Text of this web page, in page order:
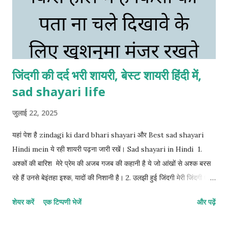
जिंदगी की दर्द भरी शायरी, बेस्ट शायरी हिंदी में,
sad shayari life
जुलाई 22, 2025
यहां पेश है zindagi ki dard bhari shayari और Best sad shayari
Hindi mein ये रही शायरी पढ़ना जारी रखें। Sad shayari in Hindi 1.
अश्कों की बारिश मेरे प्रेम की अजब गजब की कहानी है ये जो आंखों से अश्क बरस
रहे हैं उनसे बेइंतहा इश्क, यादों की निशानी है। 2. उलझी हुई जिंदगी मेरी जिंदगी एक
और भी उलझता जा रहा हूं। 3. मुस्कुराहट के पीछे गम मेरे खामोशी का शोर कोई सुन
शेयर करें एक टिप्पणी भेजें और पढ़ें